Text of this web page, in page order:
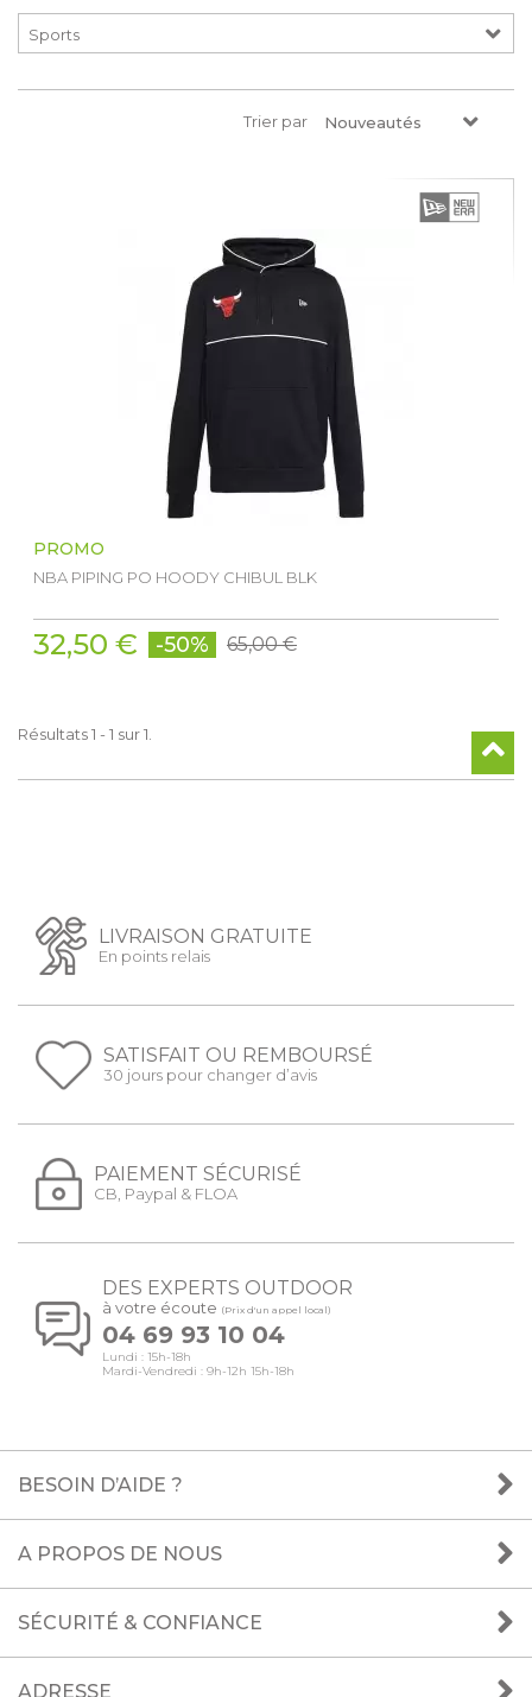
Trier par Nouveautés
PROMO
NBA PIPING PO HOODY CHIBUL BLK
32,50 € -50% 65,00 €
Résultats 1 - 1 sur 1.
LIVRAISON GRATUITE
En points relais
SATISFAIT OU REMBOURSÉ
30 jours pour changer d’avis
PAIEMENT SÉCURISÉ
CB, Paypal & FLOA
DES EXPERTS OUTDOOR
à votre écoute (Prix d'un appel local)
04 69 93 10 04
Lundi : 15h-18h
Mardi-Vendredi : 9h-12h 15h-18h
BESOIN D’AIDE ?
A PROPOS DE NOUS
SÉCURITÉ & CONFIANCE
ADRESSE